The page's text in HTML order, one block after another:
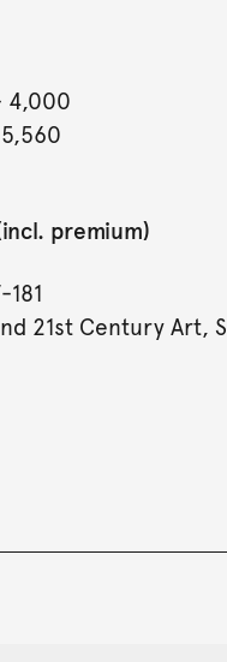
4,000
premium)
21st Century Art,